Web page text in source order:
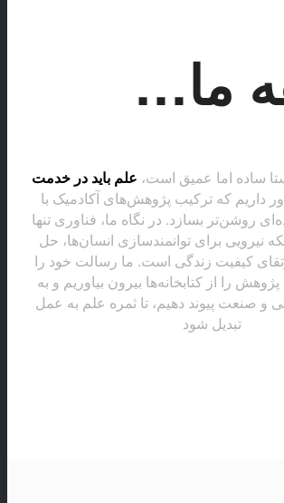
ما…
ساده اما عمیق است، علم باید در خدمت
داریم که ترکیب پژوهش‌های آکادمیک با
روشن‌تر بسازد. در نگاه ما، فناوری تنها
نیرویی برای توانمندسازی انسان‌ها، حل
کیفیت زندگی است. ما رسالت خود را
را از کتابخانه‌ها بیرون بیاوریم و به
و صنعت پیوند دهیم، تا ثمره علم به عمل
تبدیل شود